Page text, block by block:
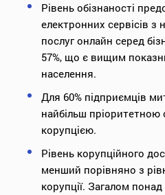
Рівень обізнаності
електронних сервісів
послуг онлайн серед
57%, що є вищим
населення.
Для 60% підприємців
найбільш пріоритетною
корупцією.
Рівень корупційного
менший порівняно з
корупції. Загалом